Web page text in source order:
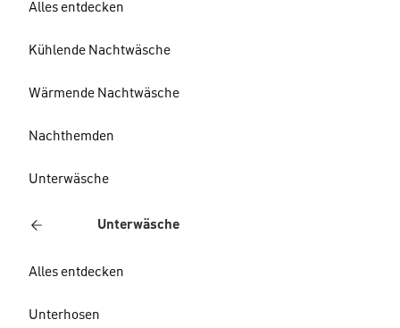
Alles entdecken
Kühlende Nachtwäsche
Wärmende Nachtwäsche
Nachthemden
Unterwäsche
Unterwäsche
Alles entdecken
Unterhosen